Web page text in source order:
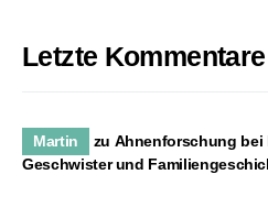
Letzte Kommentare
Martin zu Ahnenforschung bei
Geschwister und